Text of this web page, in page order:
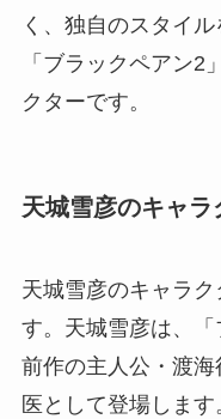
く、独自のスタイル
「ブラックペアン2
クターです。
天城雪彦のキャラ
天城雪彦のキャラ
す。天城雪彦は、「
前作の主人公・渡
医として登場しま